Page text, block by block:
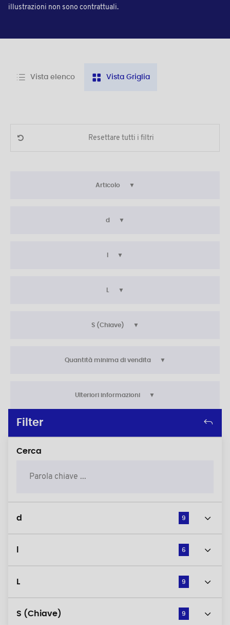
illustrazioni non sono contrattuali.
Vista elenco Vista Griglia
Resettare tutti i filtri
Articolo
d
L
S (Chiave)
Quantità minima di vendita
Ulteriori informazioni
Filter
Cerca
d 9
6
L 9
S (Chiave) 9